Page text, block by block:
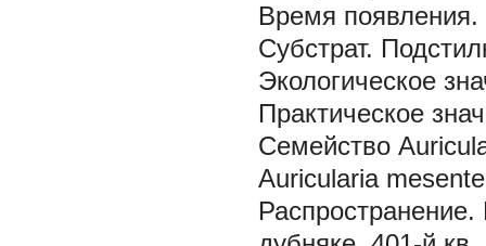
Время появления.
Субстрат.
Экологическое
Практическое
Семейство
Auricularia
Распространение.